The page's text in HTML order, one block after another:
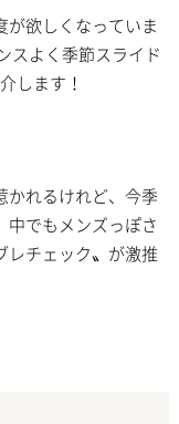
が欲しくなっていま
スよく季節スライド
します！
かれるけれど、今季
中でもメンズっぽさ
チェック〟が激推